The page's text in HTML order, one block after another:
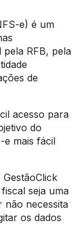
e) é um
RFB, pela
de
acesso para
do
e mais fácil
seja uma
não necessita
os dados